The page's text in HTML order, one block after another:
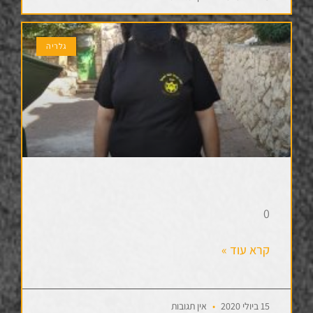
גלריה
0
קרא עוד »
15 ביולי 2020 אין תגובות